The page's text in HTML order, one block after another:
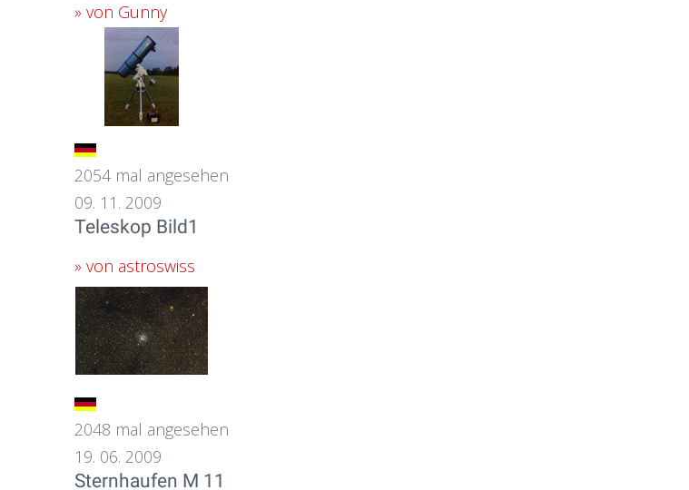
» von Gunny
2054 mal angesehen
09. 11. 2009
Teleskop Bild1
» von astroswiss
2048 mal angesehen
19. 06. 2009
Sternhaufen M 11